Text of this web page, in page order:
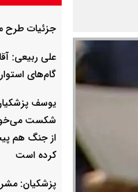
جزئیات طرح
علی ربیعی:
گام‌های
یوسف
شکست
از جنگ هم
کرده است
پزشکیان: